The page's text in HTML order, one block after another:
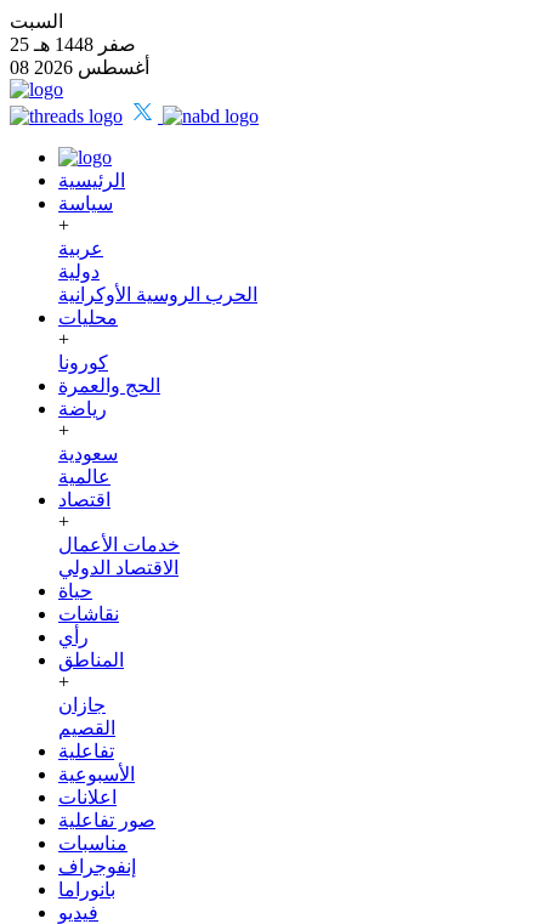
السبت
25 صفر 1448 هـ
08 أغسطس 2026
الرئيسية
سياسة
+
عربية
دولية
الحرب الروسية الأوكرانية
محليات
+
كورونا
الحج والعمرة
رياضة
+
سعودية
عالمية
اقتصاد
+
خدمات الأعمال
الاقتصاد الدولي
حياة
نقاشات
رأي
المناطق
+
جازان
القصيم
تفاعلية
الأسبوعية
اعلانات
صور تفاعلية
مناسبات
إنفوجراف
بانوراما
فيديو